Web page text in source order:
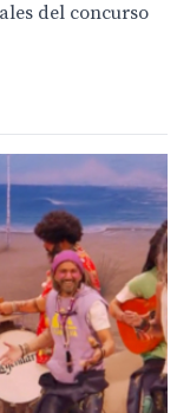
del concurso